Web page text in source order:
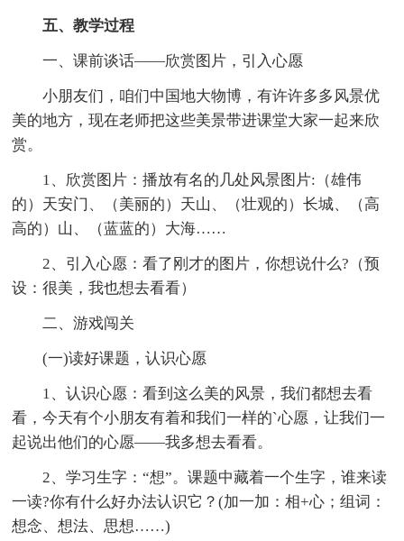
五、教学过程
一、课前谈话——欣赏图片，引入心愿
小朋友们，咱们中国地大物博，有许许多多风景优
美的地方，现在老师把这些美景带进课堂大家一起来欣
赏。
1、欣赏图片：播放有名的几处风景图片:（雄伟
的）天安门、（美丽的）天山、（壮观的）长城、（高
高的）山、（蓝蓝的）大海……
2、引入心愿：看了刚才的图片，你想说什么?（预
设：很美，我也想去看看）
二、游戏闯关
(一)读好课题，认识心愿
1、认识心愿：看到这么美的风景，我们都想去看
看，今天有个小朋友有着和我们一样的`心愿，让我们一
起说出他们的心愿——我多想去看看。
2、学习生字：“想”。课题中藏着一个生字，谁来读
一读?你有什么好办法认识它？(加一加：相+心；组词：
想念、想法、思想……)